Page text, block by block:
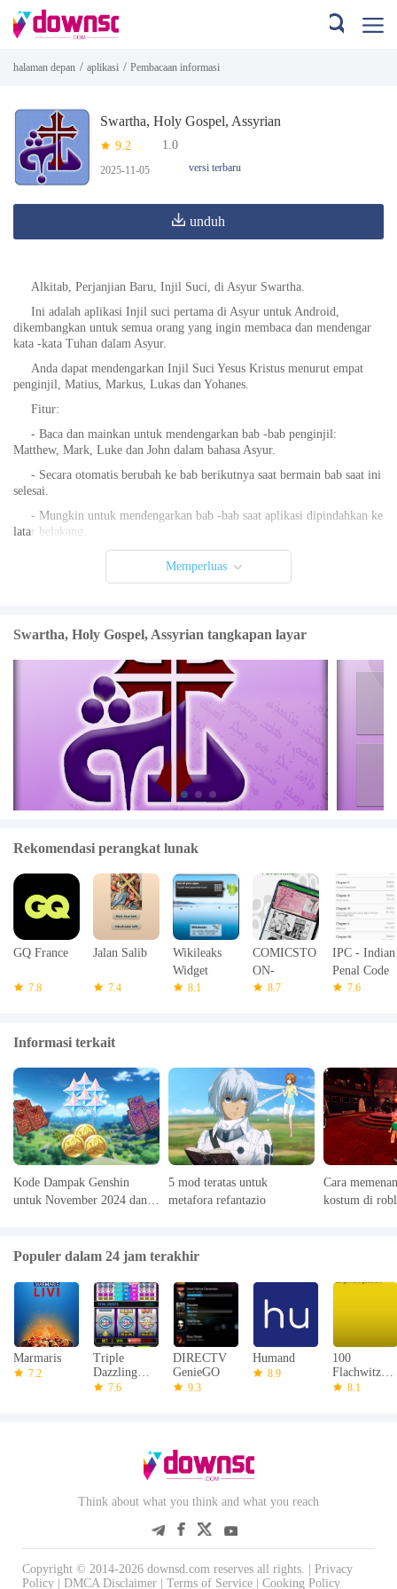
halaman depan / aplikasi / Pembacaan informasi
Swartha, Holy Gospel, Assyrian
9.2 1.0
2025-11-05 versi terbaru
unduh
Alkitab, Perjanjian Baru, Injil Suci, di Asyur Swartha.
Ini adalah aplikasi Injil suci pertama di Asyur untuk Android,
dikembangkan untuk semua orang yang ingin membaca dan mendengar
kata -kata Tuhan dalam Asyur.
Anda dapat mendengarkan Injil Suci Yesus Kristus menurut empat
penginjil, Matius, Markus, Lukas dan Yohanes.
Fitur:
- Baca dan mainkan untuk mendengarkan bab -bab penginjil:
Matthew, Mark, Luke dan John dalam bahasa Asyur.
- Secara otomatis berubah ke bab berikutnya saat bermain bab saat ini
selesai.
- Mungkin untuk mendengarkan bab -bab saat aplikasi dipindahkan ke
latar belakang.
- Secara otomatis berhenti bermain saat telepon berdering atau saat
Anda melakukan panggilan, dan secara otomatis pemutaran lagi saat
mengakses server kami dan memutar file audio.
Memperluas
Swartha, Holy Gospel, Assyrian tangkapan layar
Rekomendasi perangkat lunak
GQ France
7.8
Jalan Salib
7.4
Wikileaks
Widget
8.1
COMICSTO
ON-
Temukan
8.7
IPC - Indian
Penal Code
7.6
Informasi terkait
Kode Dampak Genshin
untuk November 2024 dan
5 mod teratas untuk
metafora refantazio
Cara
kostum di
Populer dalam 24 jam terakhir
Marmaris
7.2
Triple
Dazzling
Diamonds
7.6
DIRECTV
GenieGO
9.3
Humand
8.9
100
Flachwitze
3 HD
8.1
Think about what you think and what you reach
Copyright © 2014-2026 downsd.com reserves all rights. | Privacy
Policy
DMCA Disclaimer Terms of Service Cooking Policy